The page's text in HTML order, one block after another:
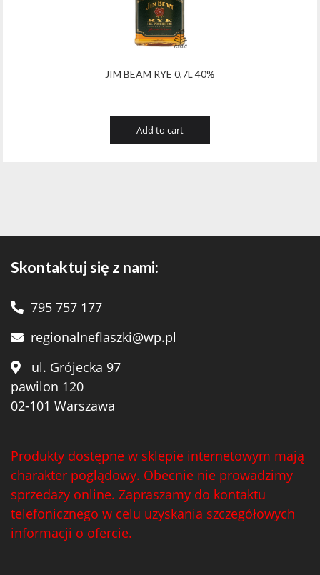
JIM BEAM RYE 0,7L 40%
Add to cart
Skontaktuj się z nami:
795 757 177
regionalneflaszki@wp.pl
ul. Grójecka 97
pawilon 120
02-101 Warszawa
Produkty dostępne w sklepie internetowym mają
charakter poglądowy. Obecnie nie prowadzimy
sprzedaży online. Zapraszamy do kontaktu
telefonicznego w celu uzyskania szczegółowych
informacji o ofercie.